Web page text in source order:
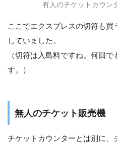
有人のチケットカウン
ここでエクスプレスの切符も
していました。
（切符は入島料ですね。何回
す。）
無人のチケット販売機
チケットカウンターとは別に、